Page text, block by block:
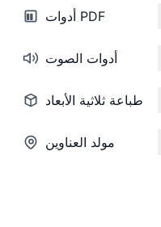
أدوات PDF
أدوات الصوت
طباعة ثلاثية الأبعاد
مولد العناوين